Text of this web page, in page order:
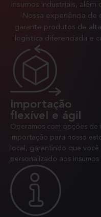
insumos industriais,
Nossa experiência de
garante produtos de
logística diferenciada e
Importação
flexível e ágil
Operamos com opções
importação para nosso
local, garantindo que
personalizado aos